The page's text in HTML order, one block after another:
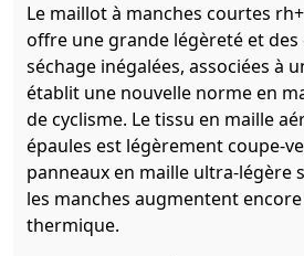
Le maillot à manches courtes
offre une grande légèreté et
séchage inégalées, associées à
établit une nouvelle norme en
de cyclisme. Le tissu en maille
épaules est légèrement coupe-
panneaux en maille ultra-légère
les manches augmentent
thermique.